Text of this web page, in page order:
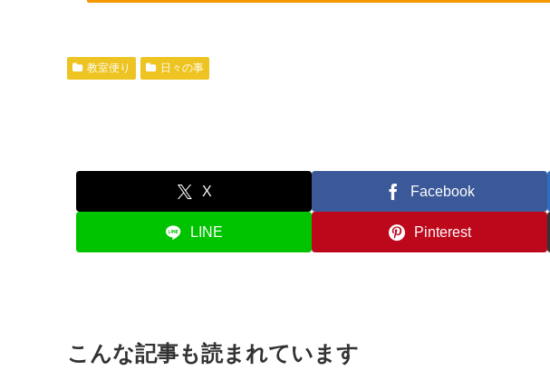
教室便り 日々の事
X Facebook
LINE Pinterest
こんな記事も読まれています